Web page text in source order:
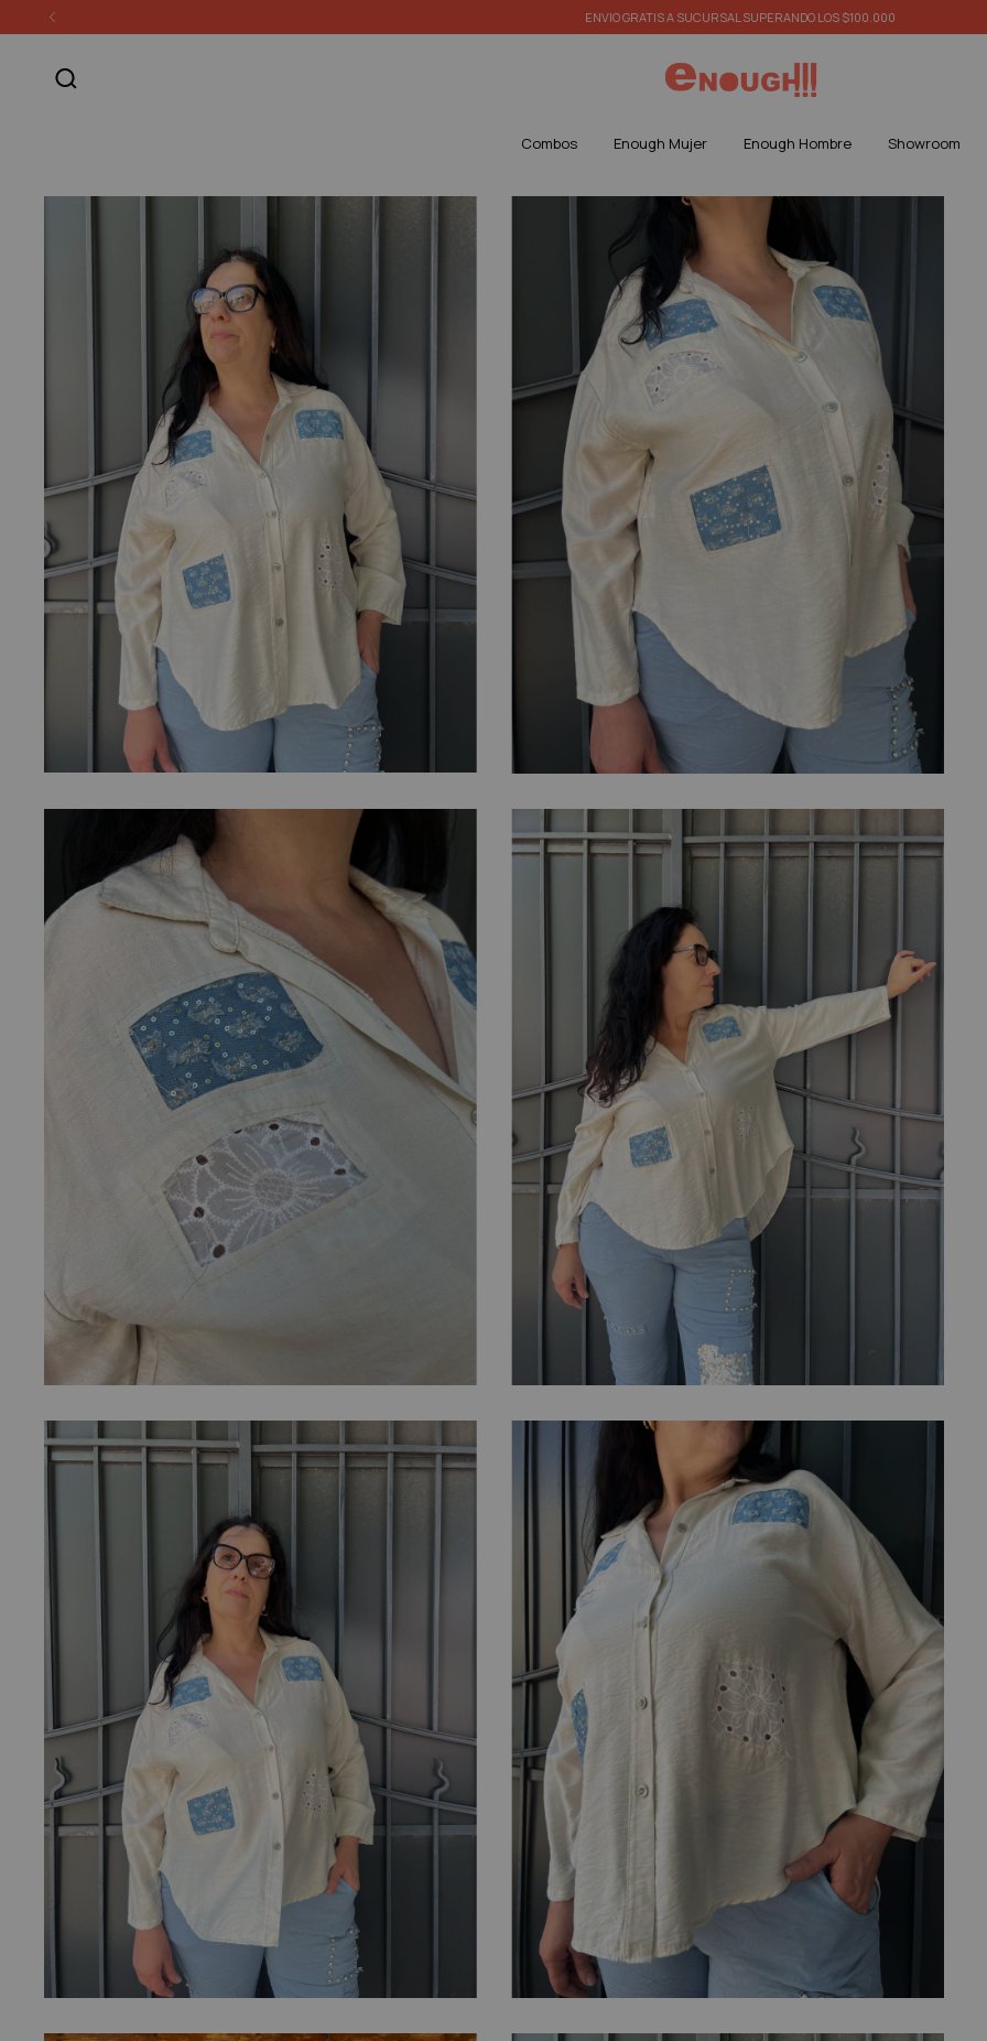
ENVIO GRATIS A SUCURSAL SUPERANDO LOS $100.000
Combos Enough Mujer Enough Hombre Showroom